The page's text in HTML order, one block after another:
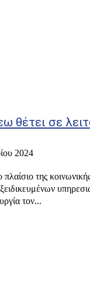
θέτει σε
2024
της κοινωνικής
τον...